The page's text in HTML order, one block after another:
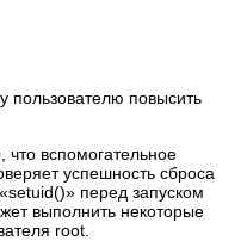
пользователю повысить
что вспомогательное
успешность сброса
перед запуском
выполнить некоторые
root.